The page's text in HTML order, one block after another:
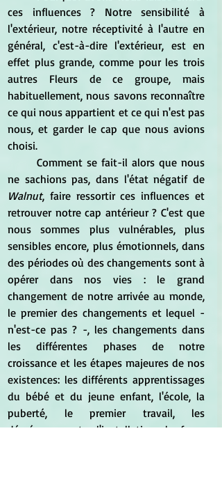
ces influences ? Notre sensibilité à
l'extérieur, notre réceptivité à l'autre en
général, c'est-à-dire l'extérieur, est en
effet plus grande, comme pour les trois
autres Fleurs de ce groupe, mais
habituellement, nous savons reconnaître
ce qui nous appartient et ce qui n'est pas
nous, et garder le cap que nous avions
choisi.
Walnut, faire ressortir ces influences et
retrouver notre cap antérieur ? C'est que
nous sommes plus vulnérables, plus
sensibles encore, plus émotionnels, dans
des périodes où des changements sont à
opérer dans nos vies : le grand
changement de notre arrivée au monde,
le premier des changements et lequel -
n'est-ce pas ? -, les changements dans
les différentes phases de notre
croissance et les étapes majeures de nos
existences: les différents apprentissages
du bébé et du jeune enfant, l'école, la
puberté, le premier travail, les
déménagements, l'installation, le foyer